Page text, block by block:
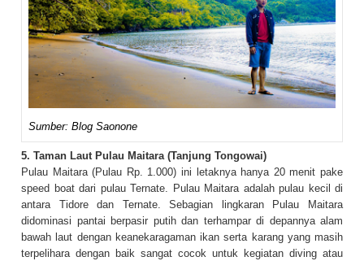
Sumber: Blog Saonone
5. Taman Laut Pulau Maitara (Tanjung Tongowai)
Pulau Maitara (Pulau Rp. 1.000) ini letaknya hanya 20 menit pake
speed boat dari pulau Ternate. Pulau Maitara adalah pulau kecil di
antara Tidore dan Ternate. Sebagian lingkaran Pulau Maitara
didominasi pantai berpasir putih dan terhampar di depannya alam
bawah laut dengan keanekaragaman ikan serta karang yang masih
terpelihara dengan baik sangat cocok untuk kegiatan diving atau